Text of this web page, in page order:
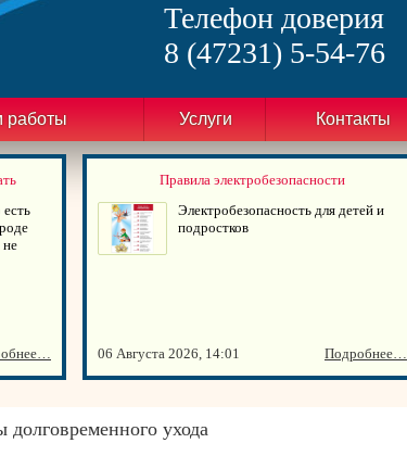
Телефон доверия
8 (47231) 5-54-76
работы Услуги Контакты
не
Правила электробезопасности
Электробезопасность для детей и
подростков
06 Августа 2026, 14:01 Подробнее…
ухода